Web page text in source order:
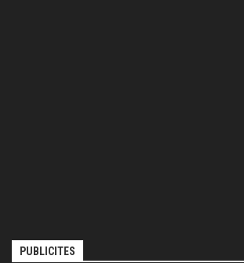
PUBLICITES